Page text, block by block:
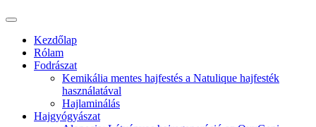
Kezdőlap
Rólam
Fodrászat
Kemikália mentes hajfestés a Natulique hajfesték
használatával
Hajlaminálás
Hajgyógyászat